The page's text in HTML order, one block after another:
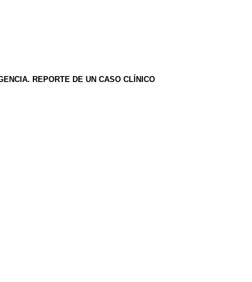
REPORTE DE UN CASO CLÍNICO